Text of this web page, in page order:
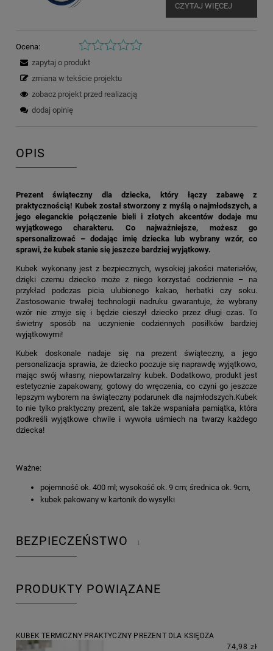
CZYTAJ WIĘCEJ
Ocena:
zapytaj o produkt
zmiana w tekście projektu
zobacz projekt przed realizacją
dodaj opinię
OPIS
Prezent świąteczny dla dziecka, który łączy zabawę z
praktycznością! Kubek został stworzony z myślą o najmłodszych, a
jego eleganckie połączenie bieli i złotych akcentów dodaje mu
wyjątkowego charakteru. Co najważniejsze, możesz go
spersonalizować – dodając imię dziecka lub wybrany wzór, co
sprawi, że kubek stanie się jeszcze bardziej wyjątkowy.
Kubek wykonany jest z bezpiecznych, wysokiej jakości materiałów,
dzięki czemu dziecko może z niego korzystać codziennie – na
przykład podczas picia ulubionego kakao, herbatki czy soku.
Zastosowanie trwałej technologii nadruku gwarantuje, że wybrany
wzór nie zmyje się i będzie cieszył dziecko przez długi czas. To
świetny sposób na uczynienie codziennych posiłków bardziej
wyjątkowymi!
Kubek doskonale nadaje się na prezent świąteczny, a jego
personalizacja sprawia, że dziecko poczuje się naprawdę wyjątkowo,
mając swój własny, niepowtarzalny kubek. Dodatkowo, produkt jest
estetycznie zapakowany, gotowy do wręczenia, co czyni go jeszcze
lepszym wyborem na świąteczny podarunek dla najmłodszych.Kubek
to nie tylko praktyczny prezent, ale także wspaniała pamiątka, która
podkreśli wyjątkowe chwile i wywoła uśmiech na twarzy każdego
dziecka!
Ważne:
pojemność ok. 400 ml; wysokość ok. 9 cm; średnica ok. 9cm,
kubek pakowany w kartonik do wysyłki
BEZPIECZEŃSTWO ↓
PRODUKTY POWIĄZANE
KUBEK TERMICZNY PRAKTYCZNY PREZENT DLA KSIĘDZA
74,98 zł